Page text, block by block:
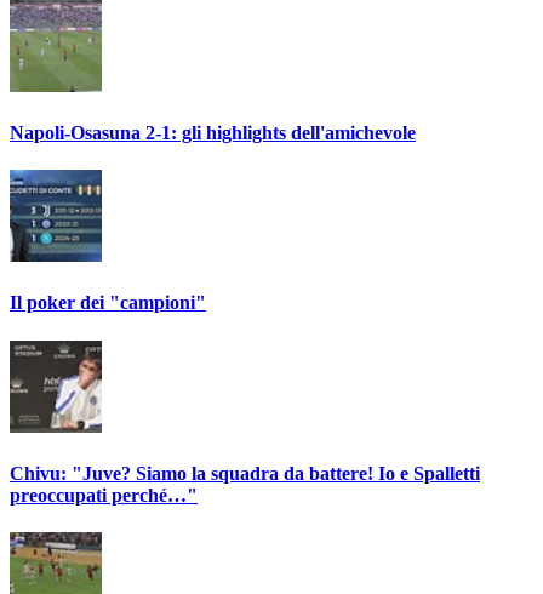
Napoli-Osasuna 2-1: gli highlights dell'amichevole
Il poker dei "campioni"
Chivu: "Juve? Siamo la squadra da battere! Io e Spalletti
preoccupati perché…"